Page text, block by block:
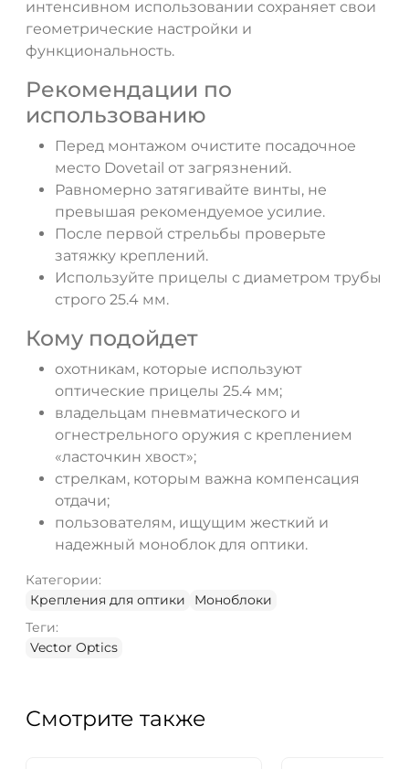
интенсивном использовании сохраняет свои
геометрические настройки и
функциональность.
Рекомендации по
использованию
Перед монтажом очистите посадочное
место Dovetail от загрязнений.
Равномерно затягивайте винты, не
превышая рекомендуемое усилие.
После первой стрельбы проверьте
затяжку креплений.
Используйте прицелы с диаметром трубы
строго 25.4 мм.
Кому подойдет
охотникам, которые используют
оптические прицелы 25.4 мм;
владельцам пневматического и
огнестрельного оружия с креплением
«ласточкин хвост»;
стрелкам, которым важна компенсация
отдачи;
пользователям, ищущим жесткий и
надежный моноблок для оптики.
Категории:
Крепления для оптики
Моноблоки
Теги:
Vector Optics
Смотрите также